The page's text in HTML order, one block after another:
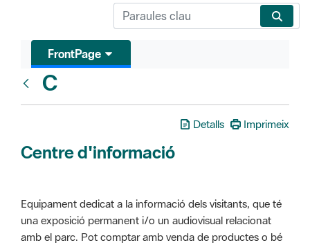
FrontPage
C
Detalls Imprimeix
Centre d'informació
Equipament dedicat a la informació dels visitants, que té
una exposició permanent i/o un audiovisual relacionat
amb el parc. Pot comptar amb venda de productes o bé